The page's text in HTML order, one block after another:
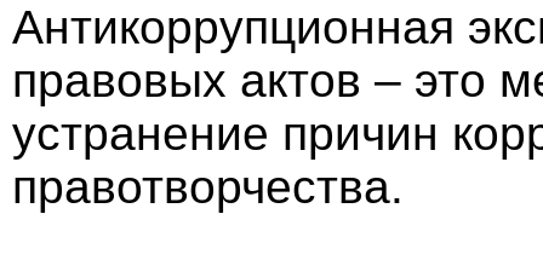
Антикоррупционная
правовых актов – это
устранение причин
правотворчества.